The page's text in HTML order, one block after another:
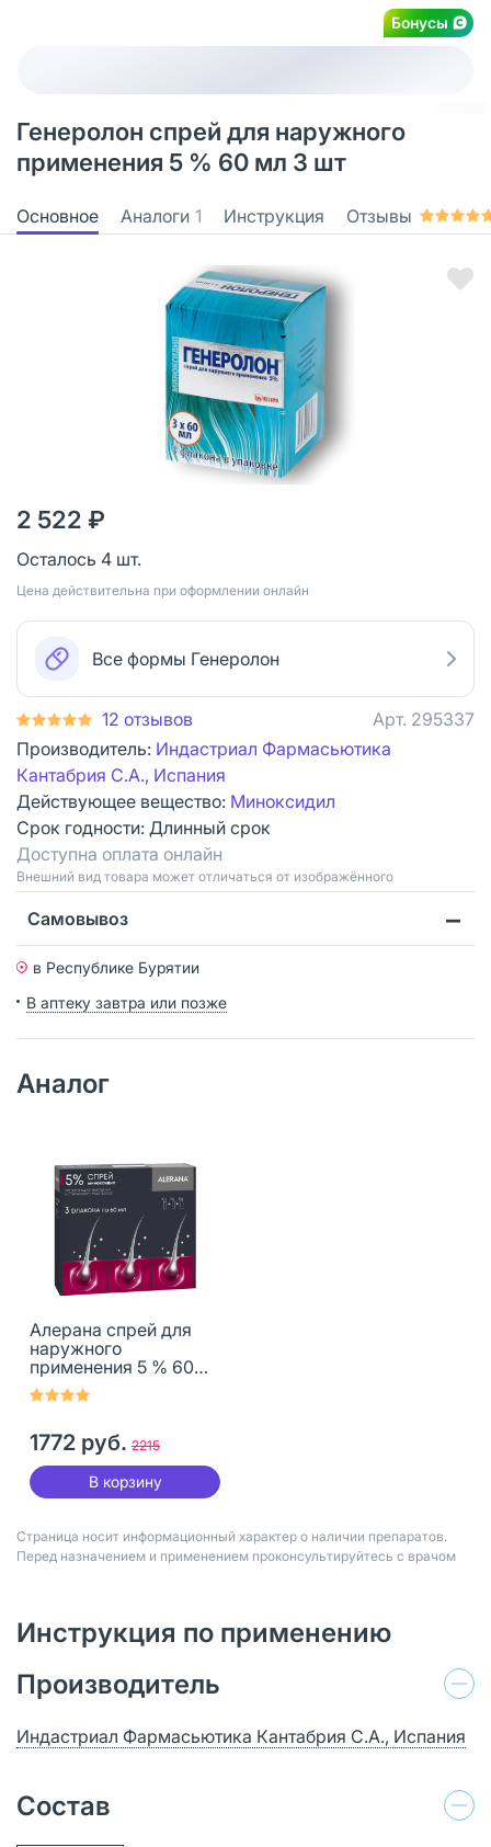
Бонусы
Генеролон спрей для наружного
применения 5 % 60 мл 3 шт
Основное Аналоги 1 Инструкция Отзывы
2 522 ₽
Осталось 4 шт.
Цена действительна при оформлении онлайн
Все формы Генеролон
12 отзывов Арт. 295337
Производитель: Индастриал Фармасьютика
Кантабрия С.А., Испания
Действующее вещество: Миноксидил
Срок годности: Длинный срок
Доступна оплата онлайн
Bнешний вид товара может отличаться от изображённого
Самовывоз
в Республике Бурятии
В аптеку завтра или позже
Аналог
Алерана спрей для
наружного
применения 5 % 60
мл 3 шт
1772 руб. 2215
В корзину
Страница носит информационный характер о наличии препаратов.
Перед назначением и применением проконсультируйтесь с врачом
Инструкция по применению
Производитель
Индастриал Фармасьютика Кантабрия С.А., Испания
Состав